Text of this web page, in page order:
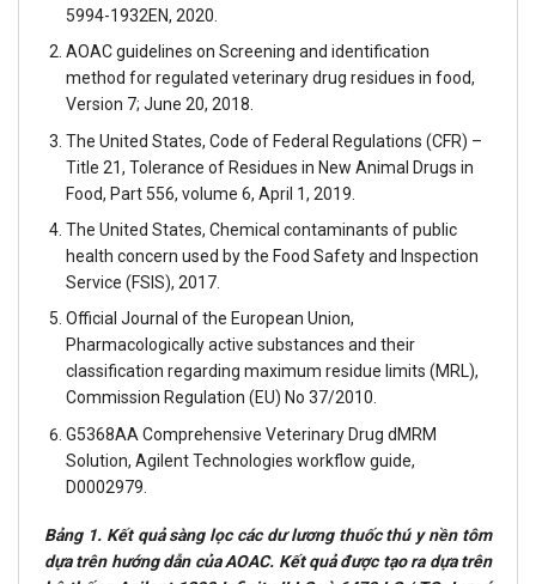
5994-1932EN, 2020.
AOAC guidelines on Screening and identification
method for regulated veterinary drug residues in food,
Version 7; June 20, 2018.
The United States, Code of Federal Regulations (CFR) –
Title 21, Tolerance of Residues in New Animal Drugs in
Food, Part 556, volume 6, April 1, 2019.
The United States, Chemical contaminants of public
health concern used by the Food Safety and Inspection
Service (FSIS), 2017.
Official Journal of the European Union,
Pharmacologically active substances and their
classification regarding maximum residue limits (MRL),
Commission Regulation (EU) No 37/2010.
G5368AA Comprehensive Veterinary Drug dMRM
Solution, Agilent Technologies workflow guide,
D0002979.
Bảng 1. Kết quả sàng lọc các dư lương thuốc thú y nền tôm
dựa trên hướng dẫn của AOAC. Kết quả được tạo ra dựa trên